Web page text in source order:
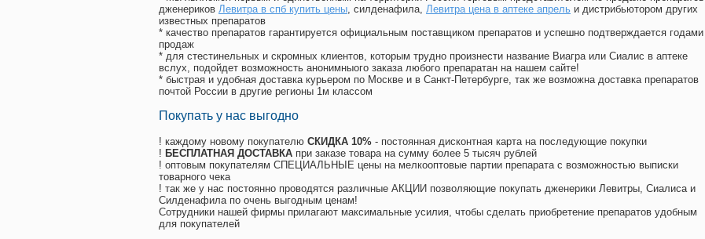
дженериков Левитра в спб купить цены, силденафила, Левитра цена в аптеке апрель и дистрибьютором других
известных препаратов
* качество препаратов гарантируется официальным поставщиком препаратов и успешно подтверждается годами
продаж
* для стестинельных и скромных клиентов, которым трудно произнести название Виагра или Сиалис в аптеке
вслух, подойдет возможность анонимныого заказа любого препаратан на нашем сайте!
* быстрая и удобная доставка курьером по Москве и в Санкт-Петербурге, так же возможна доставка препаратов
почтой России в другие регионы 1м классом
Покупать у нас выгодно
! каждому новому покупателю СКИДКА 10% - постоянная дисконтная карта на последующие покупки
! БЕСПЛАТНАЯ ДОСТАВКА при заказе товара на сумму более 5 тысяч рублей
! оптовым покупателям СПЕЦИАЛЬНЫЕ цены на мелкооптовые партии препарата с возможностью выписки
товарного чека
! так же у нас постоянно проводятся различные АКЦИИ позволяющие покупать дженерики Левитры, Сиалиса и
Силденафила по очень выгодным ценам!
Cотрудники нашей фирмы прилагают максимальные усилия, чтобы сделать приобретение препаратов удобным
для покупателей